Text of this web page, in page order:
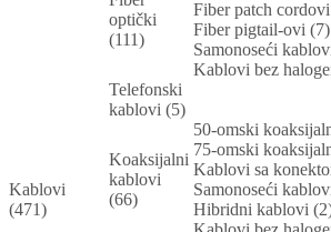
Kablovi
(471)
optički
(111)
Fiber patch
Fiber pigtail-ovi (7)
Samonoseći
Kablovi bez
Telefonski
kablovi (5)
Koaksijalni
kablovi
(66)
50-omski
75-omski
Kablovi sa
Samonoseći
Hibridni kablovi